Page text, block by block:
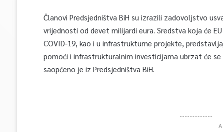
Članovi Predsjedništva BiH su izrazili zadovoljstvo
vrijednosti od devet milijardi eura. Sredstva koja će
COVID-19, kao i u infrastrukturne projekte,
pomoći i infrastrukturalnim investicijama ubrzat će
saopćeno je iz Predsjedništva BiH.